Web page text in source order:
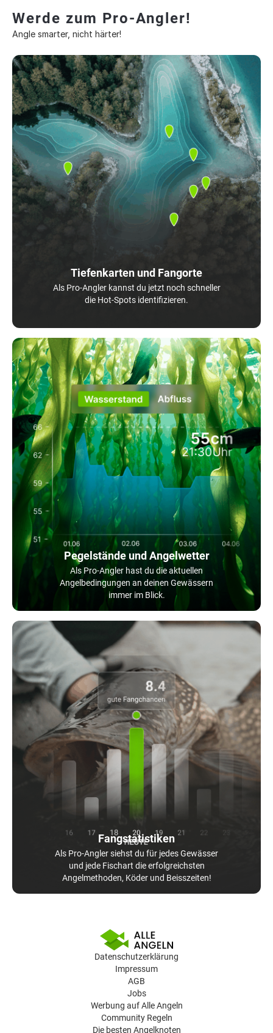
Werde zum Pro-Angler!
Angle smarter, nicht härter!
Tiefenkarten und Fangorte
Als Pro-Angler kannst du jetzt noch schneller
die Hot-Spots identifizieren.
Pegelstände und Angelwetter
Als Pro-Angler hast du die aktuellen
Angelbedingungen an deinen Gewässern
immer im Blick.
Fangstatistiken
Als Pro-Angler siehst du für jedes Gewässer
und jede Fischart die erfolgreichsten
Angelmethoden, Köder und Beisszeiten!
Datenschutzerklärung
Impressum
AGB
Jobs
Werbung auf Alle Angeln
Community Regeln
Die besten Angelknoten